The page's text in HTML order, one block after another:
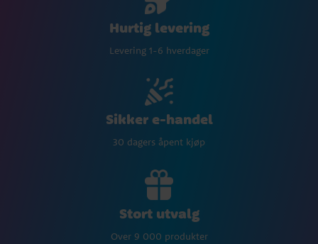
Hurtig levering
Levering 1-6 hverdager
Sikker e-handel
30 dagers åpent kjøp
Stort utvalg
Over 9 000 produkter